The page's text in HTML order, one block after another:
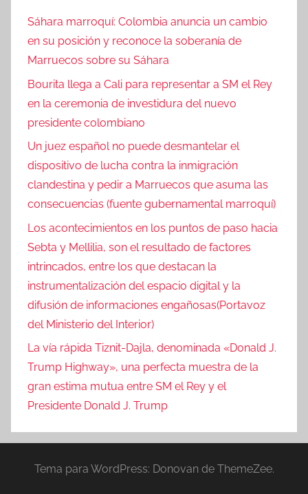
Sáhara marroquí: Colombia anuncia un cambio
en su posición y reconoce la soberanía de
Marruecos sobre su Sáhara
Bourita llega a Cali para representar a SM el Rey
en la ceremonia de investidura del nuevo
presidente colombiano
Un juez español no puede desmantelar el
dispositivo de lucha contra la inmigración
clandestina y pedir a Marruecos que asuma las
consecuencias (fuente gubernamental marroquí)
Los acontecimientos en los puntos de paso hacia
Sebta y Mellilia, son el resultado de factores
intrincados, entre los que destacan la
instrumentalización del espacio digital y la
difusión de informaciones engañosas(Portavoz
del Ministerio del Interior)
La vía rápida Tiznit-Dajla, denominada «Donald J.
Trump Highway», una perfecta muestra de la
gran estima mutua entre SM el Rey y el
Presidente Donald J. Trump
Tema para WordPress: Donovan de ThemeZee.